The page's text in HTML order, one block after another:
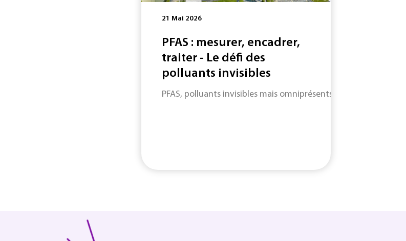
21 Mai 2026
PFAS : mesurer, encadrer,
traiter - Le défi des
polluants invisibles
PFAS, polluants invisibles mais omniprésents : entre angles